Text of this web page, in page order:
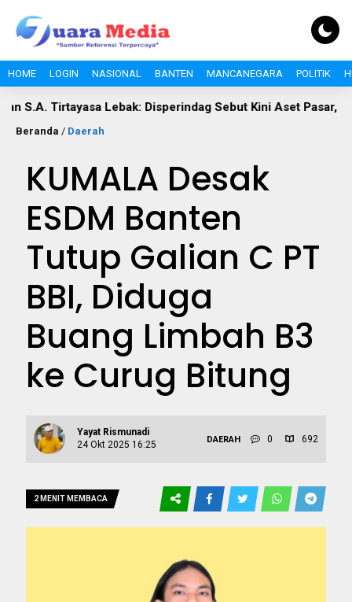
HOME LOGIN NASIONAL BANTEN MANCANEGARA POLITIK
Lebak: Disperindag Sebut Kini Aset Pasar, Keluhan
Beranda / Daerah
KUMALA Desak
ESDM Banten
Tutup Galian C PT
BBI, Diduga
Buang Limbah B3
ke Curug Bitung
Yayat Rismunadi
24 Okt 2025 16:25
DAERAH 0 692
2 MENIT MEMBACA